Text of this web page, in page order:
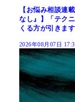
【お悩み相談連
なし』】「テク
くる方が引きます
2026年08月07日